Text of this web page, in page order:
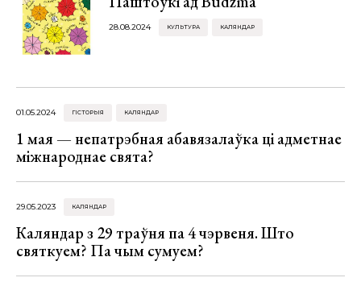
28.08.2024 КУЛЬТУРА КАЛЯНДАР
01.05.2024 ГІСТОРЫЯ КАЛЯНДАР
1 мая — непатрэбная абавязалаўка ці адметнае
міжнароднае свята?
29.05.2023 КАЛЯНДАР
Каляндар з 29 траўня па 4 чэрвеня. Што
святкуем? Па чым сумуем?